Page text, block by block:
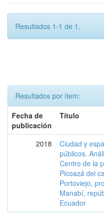
Resultados 1-1 de 1.
Resultados por ítem:
Fecha de
publicación
Título
2018
Ciudad y
públicos.
Centro de la
Picoazá del
Portoviejo,
Manabí,
Ecuador